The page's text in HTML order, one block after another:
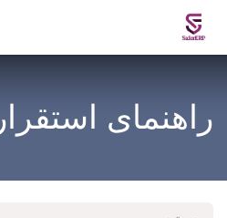
Skip to Content
راهنمای استقرار Odoo